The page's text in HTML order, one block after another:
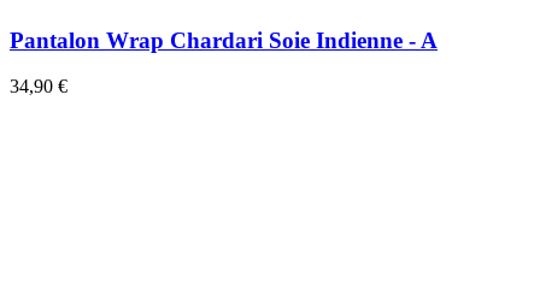
Pantalon Wrap Chardari Soie Indienne - A
34,90 €